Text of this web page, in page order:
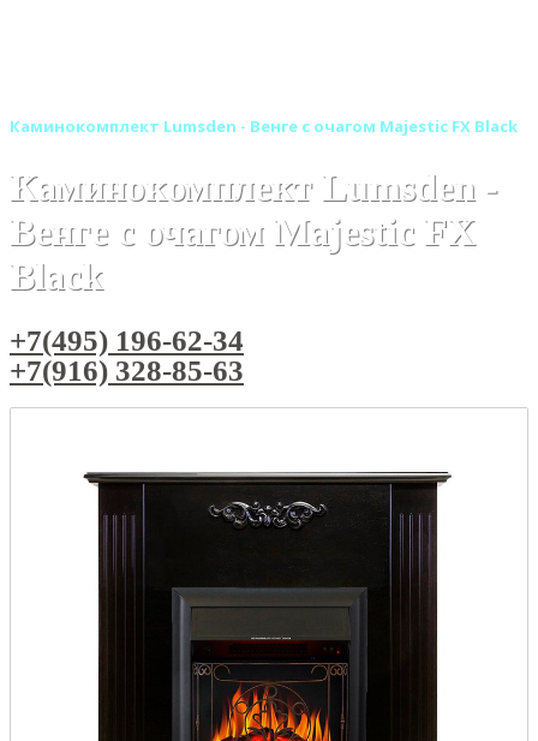
Каминокомплект Lumsden - Венге с очагом Majestic FX Black
Каминокомплект Lumsden -
Венге с очагом Majestic FX
Black
+7(495) 196-62-34
+7(916) 328-85-63